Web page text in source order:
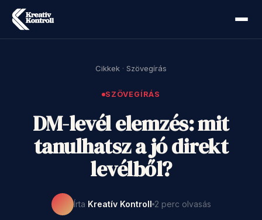
Cikkek · Szövegírás
SZÖVEGÍRÁS
DM-levél elemzés: mit
tanulhatsz a jó direkt
levélből?
Írta Kreatív Kontroll 2 perc olvasás